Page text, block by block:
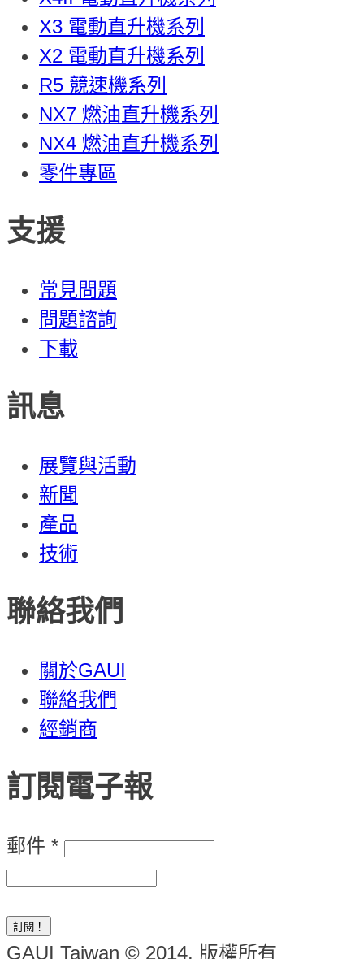
X3 電動直升機系列
X2 電動直升機系列
R5 競速機系列
NX7 燃油直升機系列
NX4 燃油直升機系列
零件專區
支援
常見問題
問題諮詢
下載
訊息
展覽與活動
新聞
產品
技術
聯絡我們
關於GAUI
聯絡我們
經銷商
訂閱電子報
郵件 *
GAUI Taiwan © 2014. 版權所有